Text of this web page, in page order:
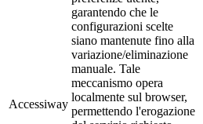
Accessiway
garantendo che le
configurazioni scelte
siano mantenute fino alla
variazione/eliminazione
manuale. Tale
meccanismo opera
localmente sul browser,
permettendo l'erogazione